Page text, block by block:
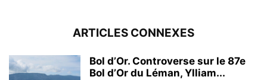
ARTICLES CONNEXES
Bol d’Or. Controverse sur le 87e
Bol d’Or du Léman, Ylliam...